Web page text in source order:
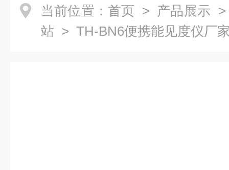
当前位置： 首页 > 产品展示
站 > TH-BN6便携能见度仪厂